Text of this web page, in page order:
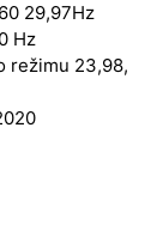
29,97Hz
Hz
režimu 23,98,